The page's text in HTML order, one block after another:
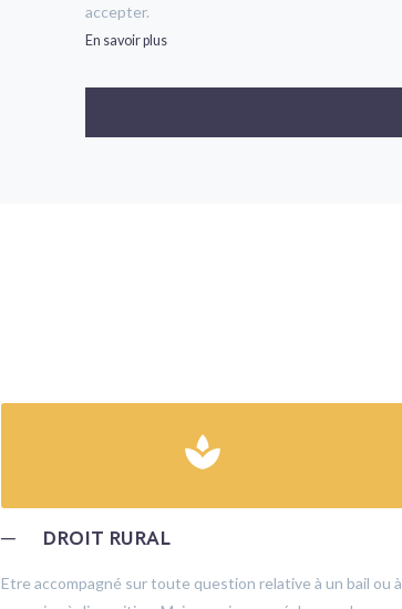
accepter.
En savoir plus
spa
─ DROIT RURAL
Etre accompagné sur toute question relative à un bail ou à